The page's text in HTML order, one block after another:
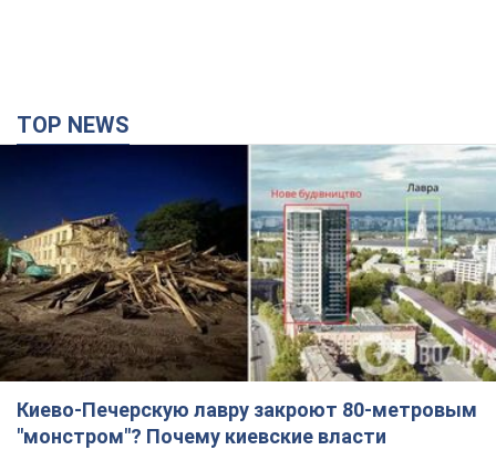
TOP NEWS
Киево-Печерскую лавру закроют 80-метровым
"монстром"? Почему киевские власти